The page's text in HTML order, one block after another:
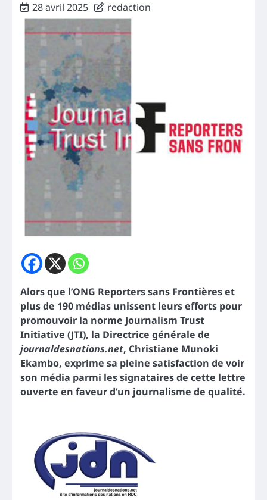
28 avril 2025 redaction
Alors que l’ONG Reporters sans Frontières et
plus de 190 médias unissent leurs efforts pour
promouvoir la norme Journalism Trust
Initiative (JTI), la Directrice générale de
journaldesnations.net, Christiane Munoki
Ekambo, exprime sa pleine satisfaction de voir
son média parmi les signataires de cette lettre
ouverte en faveur d’un journalisme de qualité.